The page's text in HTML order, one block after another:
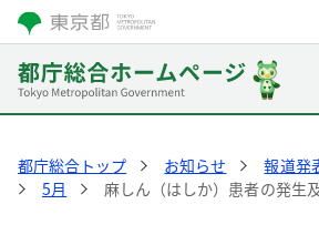
都庁総合トップ お知らせ 報道発
5月
麻しん（はしか）患者の発生